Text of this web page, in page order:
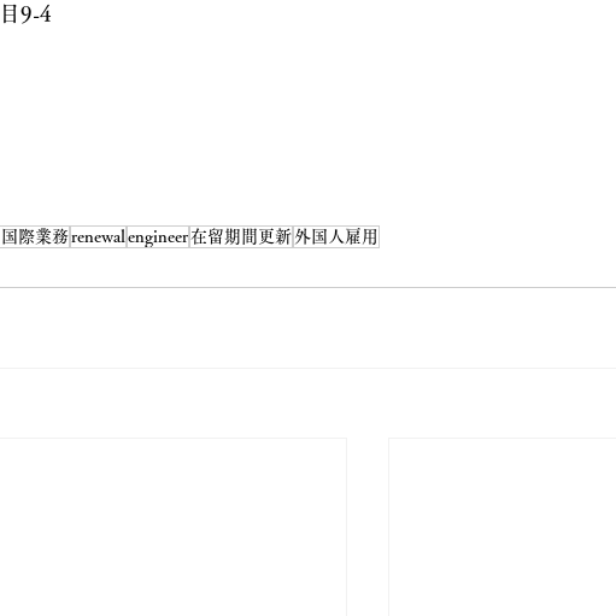
9-4
際業務renewal engineer在留期間更新 外国人雇用